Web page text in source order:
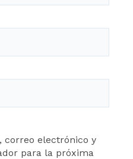
correo electrónico y
para la próxima